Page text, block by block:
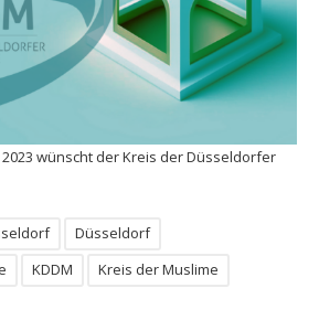
wünscht der Kreis der Düsseldorfer
Düsseldorf
KDDM
Kreis der Muslime